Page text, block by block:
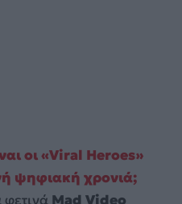
οι «Viral Heroes»
ψηφιακή χρονιά;
Mad Video